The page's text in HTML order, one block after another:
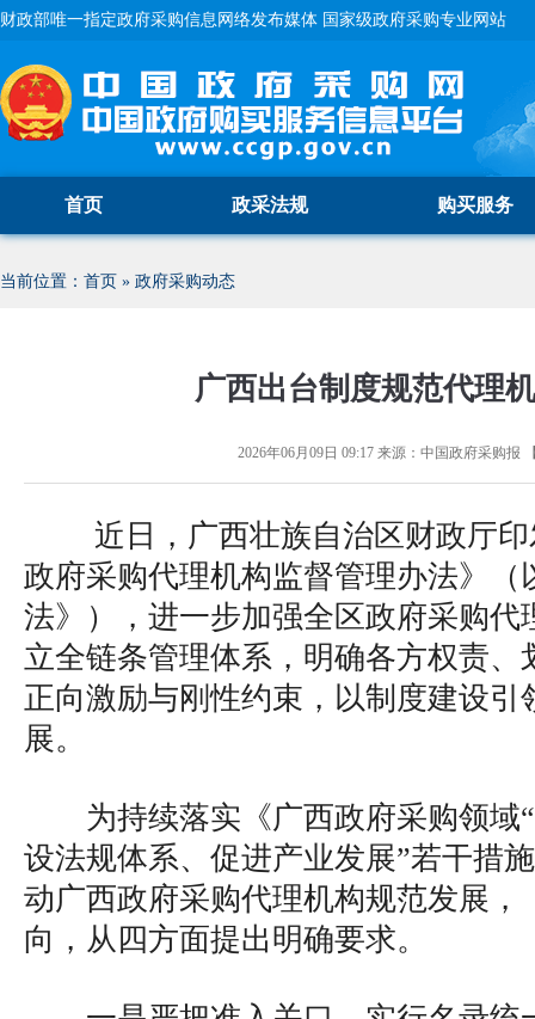
财政部唯一指定政府采购信息网络发布媒体 国家级政府采购专业网站
首页 政采法规 购买服务
当前位置： 首页 » 政府采购动态
广西出台制度规范代理
2026年06月09日 09:17来源： 中国政府采购报
近日，广西壮族自治区财政厅
政府采购代理机构监督管理办法》（
法》），进一步加强全区政府采购代
立全链条管理体系，明确各方权责、
正向激励与刚性约束，以制度建设引
展。
为持续落实《广西政府采购领域
设法规体系、促进产业发展”若干措
动广西政府采购代理机构规范发展，
向，从四方面提出明确要求。